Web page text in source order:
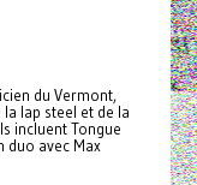
du Vermont,
la lap steel et de la
incluent Tongue
duo avec Max